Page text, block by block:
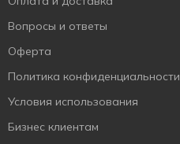
Вопросы и ответы
Оферта
Политика конфиденциальности
Условия использования
Бизнес клиентам